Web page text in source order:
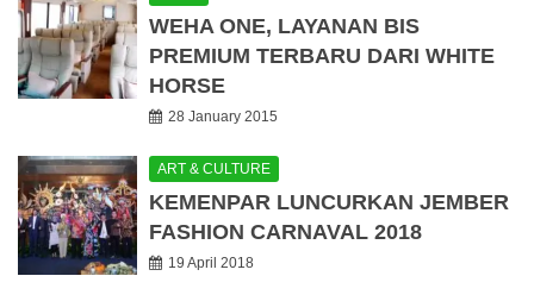
WEHA ONE, LAYANAN BIS
PREMIUM TERBARU DARI WHITE
HORSE
28 January 2015
ART & CULTURE
KEMENPAR LUNCURKAN JEMBER
FASHION CARNAVAL 2018
19 April 2018